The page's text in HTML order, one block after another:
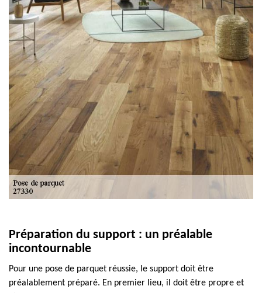
Préparation du support : un préalable
incontournable
Pour une pose de parquet réussie, le support doit être
préalablement préparé. En premier lieu, il doit être propre et